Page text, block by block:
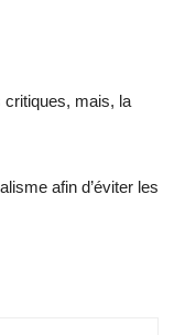
critiques, mais, la
afin d’éviter les